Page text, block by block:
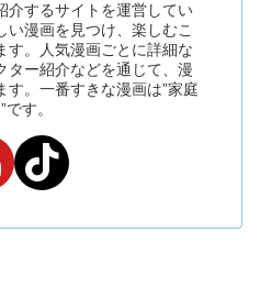
介するサイトを運営してい
い漫画を見つけ、楽しむこ
す。人気漫画ごとに詳細な
ター紹介などを通じて、漫
す。一番すきな漫画は”家庭
す。